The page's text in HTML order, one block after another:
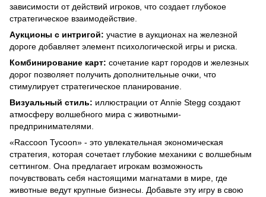
зависимости от действий игроков, что создает глубокое
стратегическое взаимодействие.
Аукционы с интригой: участие в аукционах на железной
дороге добавляет элемент психологической игры и риска.
Комбинирование карт: сочетание карт городов и железных
дорог позволяет получить дополнительные очки, что
стимулирует стратегическое планирование.
Визуальный стиль: иллюстрации от Annie Stegg создают
атмосферу волшебного мира с животными-
предпринимателями.
«Raccoon Tycoon» - это увлекательная экономическая
стратегия, которая сочетает глубокие механики с волшебным
сеттингом. Она предлагает игрокам возможность
почувствовать себя настоящими магнатами в мире, где
животные ведут крупные бизнесы. Добавьте эту игру в свою